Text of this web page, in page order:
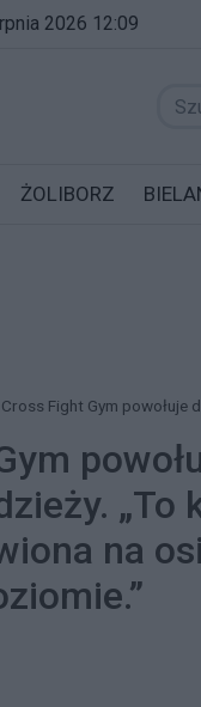
2026 12:09
ŻOLIBORZ
Cross Fight Gym powołuje
„To
na